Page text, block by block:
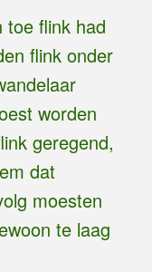
toe flink had
flink onder
worden
geregend,
dat
moesten
te laag